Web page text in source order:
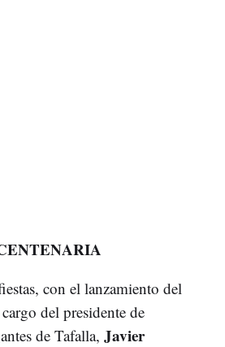
con el lanzamiento del
del presidente de
de Tafalla, Javier